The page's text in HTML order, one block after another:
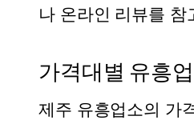
나 온라인 리뷰를
가격대별 유흥
제주 유흥업소의 가